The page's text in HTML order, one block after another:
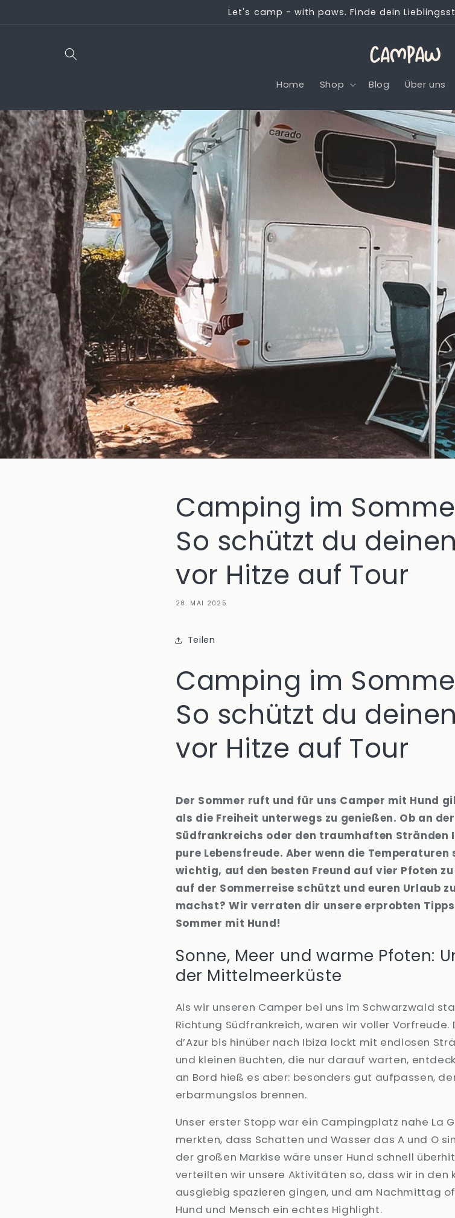
Let's camp - with paws. Finde dein
Home Shop Blog Über uns
Camping im
So schützt du
vor Hitze auf Tour
28. MAI 2025
Teilen
Camping im
So schützt du
vor Hitze auf Tour
Der Sommer ruft und für uns Camper mit Hund
als die Freiheit unterwegs zu genießen. Ob an
Südfrankreichs oder den traumhaften Stränden
pure Lebensfreude. Aber wenn die
wichtig, auf den besten Freund auf vier Pfoten
auf der Sommerreise schützt und euren Urlaub
machst? Wir verraten dir unsere erprobten
Sommer mit Hund!
Sonne, Meer und warme Pfoten:
der Mittelmeerküste
Als wir unseren Camper bei uns im Schwarzwald
Richtung Südfrankreich, waren wir voller Vorfreude.
d’Azur bis hinüber nach Ibiza lockt mit endlosen
und kleinen Buchten, die nur darauf warten,
an Bord hieß es aber: besonders gut aufpassen,
erbarmungslos brennen.
Unser erster Stopp war ein Campingplatz nahe La
merkten, dass Schatten und Wasser das A und O
der großen Markise wäre unser Hund schnell
verteilten wir unsere Aktivitäten so, dass wir in den
ausgiebig spazieren gingen, und am Nachmittag
Hund und Mensch ein echtes Highlight.